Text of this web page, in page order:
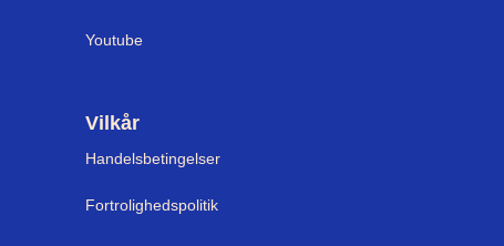
Youtube
Vilkår
Handelsbetingelser
Fortrolighedspolitik